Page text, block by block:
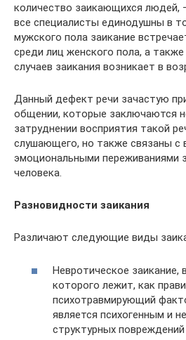
количество заикающихся людей,
все специалисты единодушны в
мужского пола заикание
среди лиц женского пола, а
случаев заикания возникает в
Данный дефект речи зачастую
общении, которые заключаются
затруднении восприятия такой
слушающего, но также связаны с
эмоциональными переживаниями
человека.
Разновидности заикания
Различают следующие виды
Невротическое заикание,
которого лежит, как
психотравмирующий
является психогенным и
структурных